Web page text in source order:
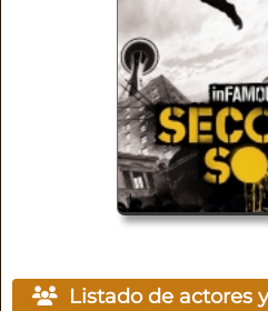
Listado de actores